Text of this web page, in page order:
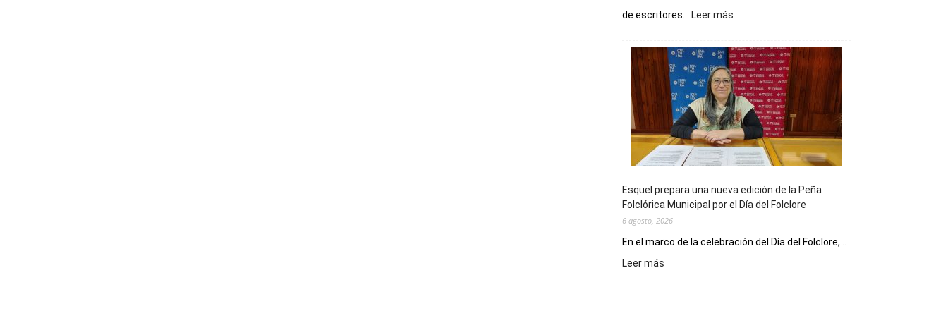
de escritores...
Leer más
Municipal
celebra
sus
90
años
con
un
Conversatorio
Escritores
Locales
Esquel prepara una nueva edición de la Peña
Folclórica Municipal por el Día del Folclore
6 agosto, 2026
En el marco de la celebración del Día del Folclore,...
Leer más